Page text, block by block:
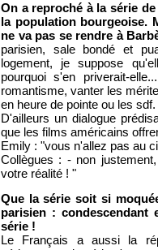
On a reproché à la série
la population bourgeoise.
ne va pas se rendre à
parisien, sale bondé et
logement, je suppose
pourquoi s'en priverait-
romantisme, vanter les
en heure de pointe ou les sdf.
D'ailleurs un dialogue
que les films américains
Emily : "vous n'allez pas au
Collègues : - non
votre réalité ! "
Que la série soit si
parisien : condescendant
série !
Le Français a aussi la